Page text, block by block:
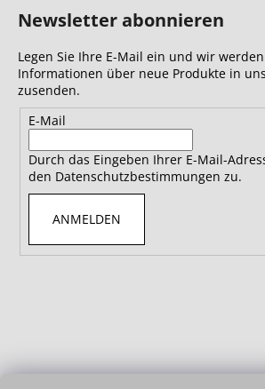
Newsletter abonnieren
Legen Sie Ihre E-Mail ein und wir
Informationen über neue Produkte in
zusenden.
E-Mail
Durch das Eingeben Ihrer E-Mail-
den Datenschutzbestimmungen zu.
ANMELDEN